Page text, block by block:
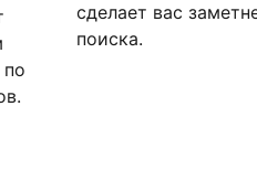
сделает вас
поиска.